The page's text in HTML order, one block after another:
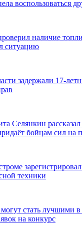
воспользоваться
наличие
ситуацию
задержали 17-
Селянкин
бойцам сил на
техники
стать лучшими
на конкурс